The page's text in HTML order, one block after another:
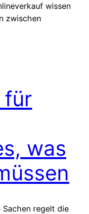
wissen
zwischen
für
was
regelt die